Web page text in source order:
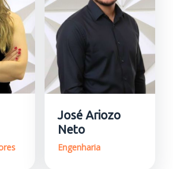
José Ariozo
Neto
Engenharia